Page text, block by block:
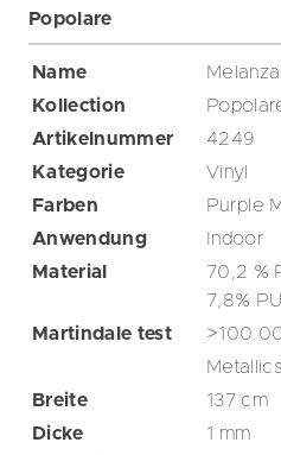
Popolare
Name
Kollection
Artikelnummer
4249
Kategorie
Vinyl
Farben
Purple
Anwendung
Indoor
Material
70,2 %
7,8%
Martindale test
Breite
137cm
Dicke
1 mm